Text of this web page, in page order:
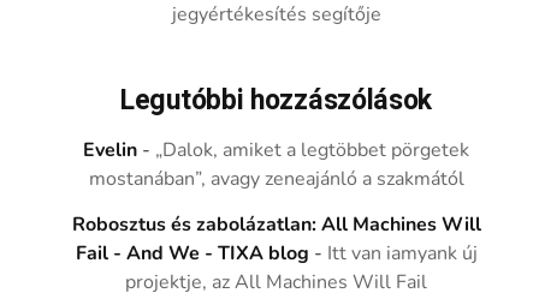
jegyértékesítés segítője
Legutóbbi hozzászólások
Evelin - „Dalok, amiket a legtöbbet pörgetek
mostanában”, avagy zeneajánló a szakmától
Robosztus és zabolázatlan: All Machines Will
Fail - And We - TIXA blog - Itt van iamyank új
projektje, az All Machines Will Fail